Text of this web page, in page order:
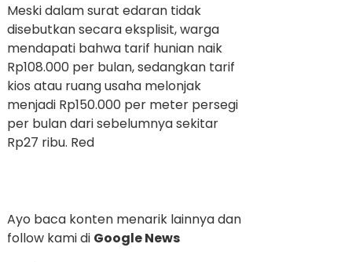
Meski dalam surat edaran tidak
disebutkan secara eksplisit, warga
mendapati bahwa tarif hunian naik
Rp108.000 per bulan, sedangkan tarif
kios atau ruang usaha melonjak
menjadi Rp150.000 per meter persegi
per bulan dari sebelumnya sekitar
Rp27 ribu. Red
Ayo baca konten menarik lainnya dan
follow kami di Google News